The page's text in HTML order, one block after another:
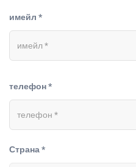
имейл *
телефон *
Страна *